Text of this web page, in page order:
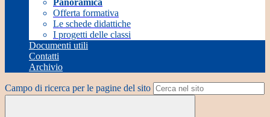
Panoramica
Offerta formativa
Le schede didattiche
I progetti delle classi
Documenti utili
Contatti
Archivio
Campo di ricerca per le pagine del sito